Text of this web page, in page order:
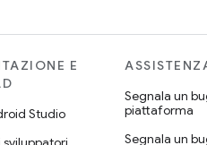
E
Studio
Segnala un
piattaforma
Segnala un